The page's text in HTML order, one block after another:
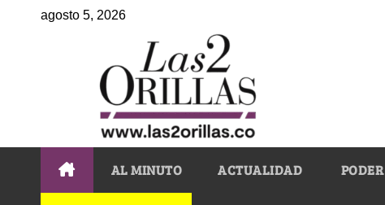
agosto 5, 2026
AL MINUTO ACTUALIDAD PODER